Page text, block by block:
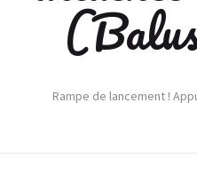
Rampe de lancement !